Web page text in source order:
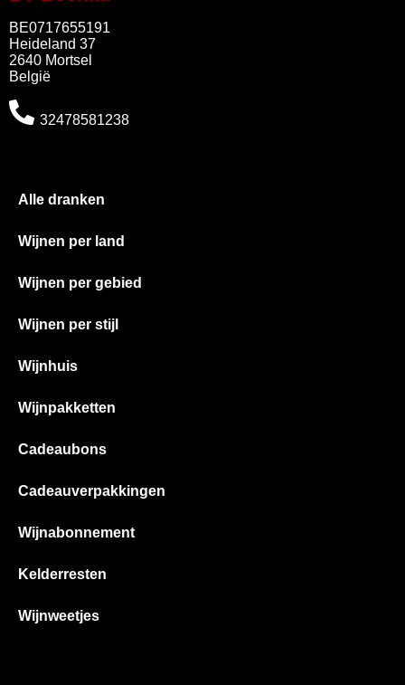
BE0717655191
Heideland 37
2640 Mortsel
België
32478581238
Alle dranken
Wijnen per land
Wijnen per gebied
Wijnen per stijl
Wijnhuis
Wijnpakketten
Cadeaubons
Cadeauverpakkingen
Wijnabonnement
Kelderresten
Wijnweetjes